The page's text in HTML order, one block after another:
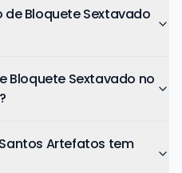
Bloquete Sextavado
Bloquete Sextavado no
Artefatos tem